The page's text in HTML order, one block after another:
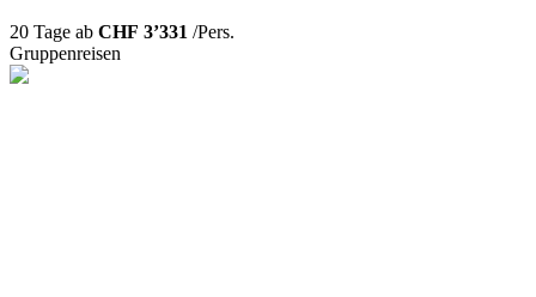
20 Tage ab CHF 3’331 /Pers.
Gruppenreisen